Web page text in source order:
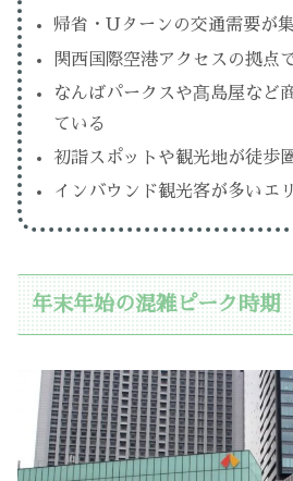
帰省・Uターンの交通需要が
関西国際空港アクセスの拠点
なんばパークスや髙島屋など
ている
初詣スポットや観光地が徒歩
インバウンド観光客が多いエ
年末年始の混雑ピーク時期